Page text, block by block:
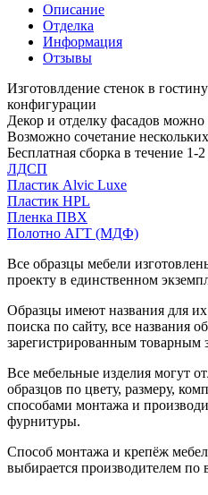
Описание
Отделка
Информация
Отзывы
Изготовлдение стенок в
конфигурации
Декор и отделку фасадов
Возможно сочетание
Бесплатная сборка в течение 1-
ЛДСП
Пластик Alvic Luxe
Пластик HPL
Пленка ПВХ
Полотно АГТ (МДФ)
Все образцы мебели
проекту в единственном
Образцы имеют названия для
поиска по сайту, все названия
зарегистрированным товарным
Все мебельные изделия могут
образцов по цвету, размеру,
способами монтажа и
фурнитуры.
Способ монтажа и крепёж
выбирается производителем